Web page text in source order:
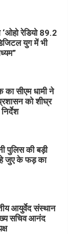
‘ओहो रेडियो 89.2
युग में भी
का सीएम धामी ने
को शीघ्र
पुलिस की बड़ी
जुए के फड़ का
आयुर्वेद संस्थान
सचिव आनंद